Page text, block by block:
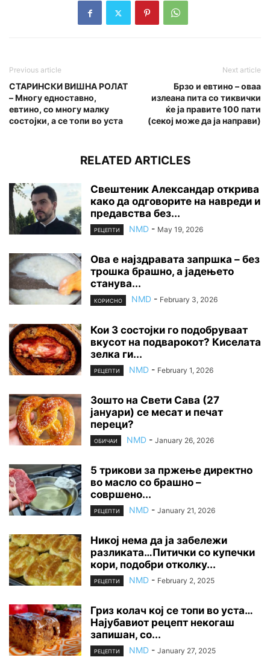
Previous article
СТАРИНСКИ ВИШНА РОЛАТ
– Многу едноставно,
евтино, со многу малку
состојки, а се топи во уста
Next article
Брзо и евтино – оваа
излеана пита со тиквички
ќе ја правите 100 пати
(секој може да ја направи)
RELATED ARTICLES
Свештеник Александар открива
како да одговорите на навреди и
предавства без...
РЕЦЕПТИ NMD - May 19, 2026
Ова е најздравата запршка – без
трошка брашно, а јадењето
станува...
КОРИСНО NMD - February 3, 2026
Кои 3 состојки го подобруваат
вкусот на подварокот? Киселата
зелка ги...
РЕЦЕПТИ NMD - February 1, 2026
Зошто на Свети Сава (27
јануари) се месат и печат
переци?
ОБИЧАИ NMD - January 26, 2026
5 трикови за пржење директно
во масло со брашно –
совршено...
РЕЦЕПТИ NMD - January 21, 2026
Никој нема да ја забележи
разликата…Питички со купечки
кори, подобри отколку...
РЕЦЕПТИ NMD - February 2, 2025
Гриз колач кој се топи во уста…
Најубавиот рецепт некогаш
запишан, со...
РЕЦЕПТИ NMD - January 27, 2025